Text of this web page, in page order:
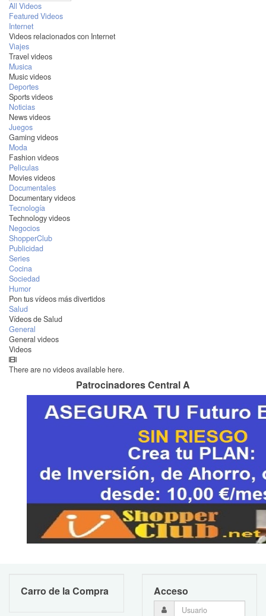
All Videos
Featured Videos
Internet
Videos relacionados con Internet
Viajes
Travel videos
Musica
Music videos
Deportes
Sports videos
Noticias
News videos
Juegos
Gaming videos
Moda
Fashion videos
Peliculas
Movies videos
Documentales
Documentary videos
Tecnología
Technology videos
Negocios
ShopperClub
Publicidad
Series
Cocina
Sociedad
Humor
Pon tus vídeos más divertidos
Salud
Vídeos de Salud
General
General videos
Videos
There are no videos available here.
Patrocinadores Central A
Carro de la Compra Acceso